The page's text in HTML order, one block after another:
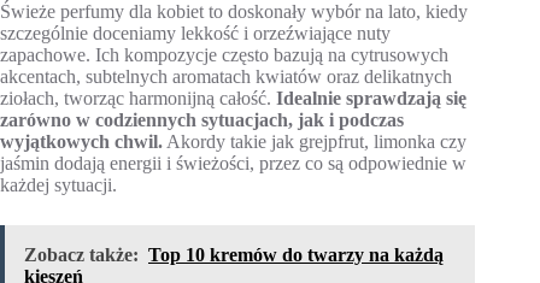
Świeże perfumy dla kobiet to doskonały wybór na lato, kiedy
szczególnie doceniamy lekkość i orzeźwiające nuty
zapachowe. Ich kompozycje często bazują na cytrusowych
akcentach, subtelnych aromatach kwiatów oraz delikatnych
ziołach, tworząc harmonijną całość. Idealnie sprawdzają się
zarówno w codziennych sytuacjach, jak i podczas
wyjątkowych chwil.Akordy takie jak grejpfrut, limonka czy
jaśmin dodają energii i świeżości, przez co są odpowiednie w
każdej sytuacji.
Zobacz także: Top 10 kremów do twarzy na każdą
kieszeń